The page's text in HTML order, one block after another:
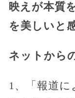
映えが本質
を美しいと
ネットから
1、「報道